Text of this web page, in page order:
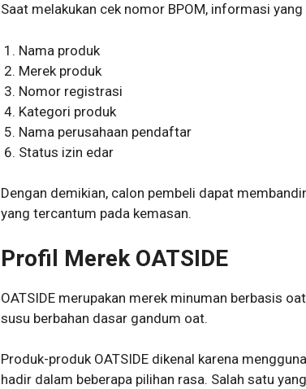
Saat melakukan cek nomor BPOM, informasi
Nama produk
Merek produk
Nomor registrasi
Kategori produk
Nama perusahaan pendaftar
Status izin edar
Dengan demikian, calon pembeli dapat
yang tercantum pada kemasan.
Profil Merek OATSIDE
OATSIDE merupakan merek minuman berbasis
susu berbahan dasar gandum oat.
Produk-produk OATSIDE dikenal karena
hadir dalam beberapa pilihan rasa. Salah satu